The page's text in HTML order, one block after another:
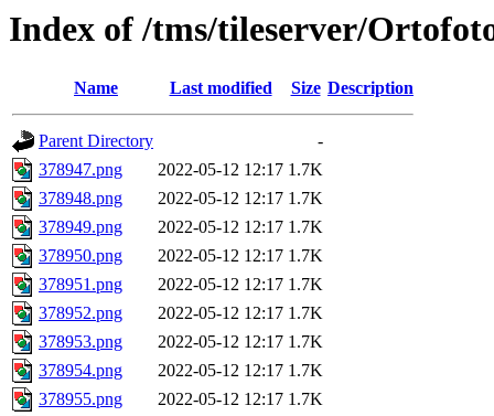
Index of /tms/tileserver/
Name Last modified Size Description
Parent Directory
-
378947.png
2022-05-12 12:17 1.7K
378948.png
2022-05-12 12:17 1.7K
378949.png
2022-05-12 12:17 1.7K
378950.png
2022-05-12 12:17 1.7K
378951.png
2022-05-12 12:17 1.7K
378952.png
2022-05-12 12:17 1.7K
378953.png
2022-05-12 12:17 1.7K
378954.png
2022-05-12 12:17 1.7K
378955.png
2022-05-12 12:17 1.7K